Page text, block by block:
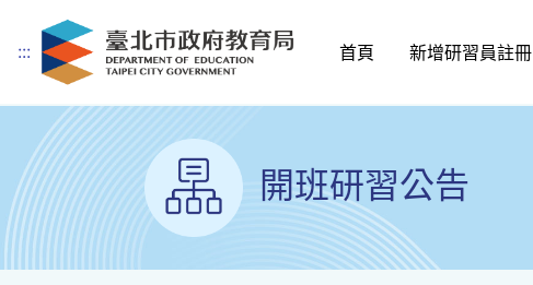
跳到主要內容
::: 首頁 新增研習員註冊
開班研習公告